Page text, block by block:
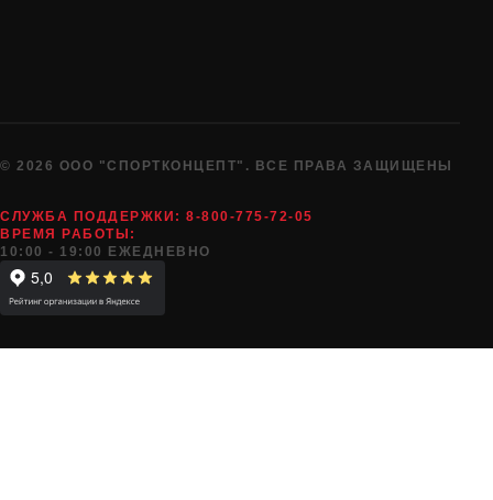
© 2026 ООО "СПОРТКОНЦЕПТ". ВСЕ ПРАВА ЗАЩИЩЕНЫ
СЛУЖБА ПОДДЕРЖКИ: 8-800-775-72-05
ВРЕМЯ РАБОТЫ:
10:00 - 19:00 ЕЖЕДНЕВНО